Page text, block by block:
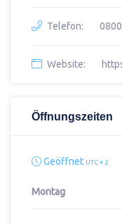
Telefon:
Website:
Öffnungszeiten
Geöffnet UTC + 2
Montag